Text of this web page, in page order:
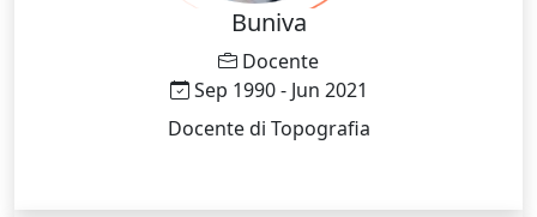
Buniva
Docente
Sep 1990 - Jun 2021
Docente di Topografia